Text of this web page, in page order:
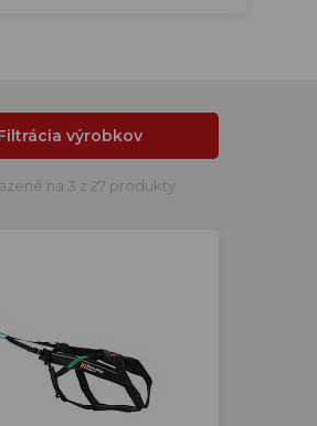
výrobkov
na 3 z 27 produkty